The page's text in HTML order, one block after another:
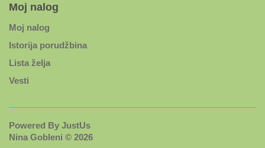
Moj nalog
Moj nalog
Istorija porudžbina
Lista želja
Vesti
Powered By JustUs
Nina Gobleni © 2026